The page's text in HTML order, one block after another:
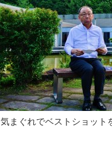
気まぐれでベストショット